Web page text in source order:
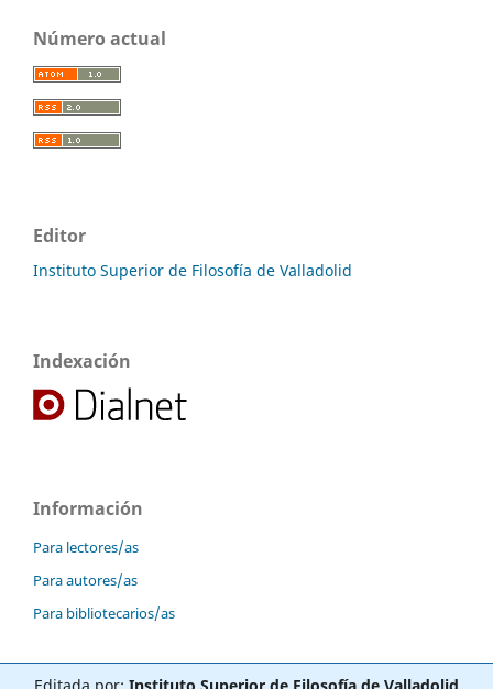
Número actual
Editor
Instituto Superior de Filosofía de Valladolid
Indexación
Información
Para lectores/as
Para autores/as
Para bibliotecarios/as